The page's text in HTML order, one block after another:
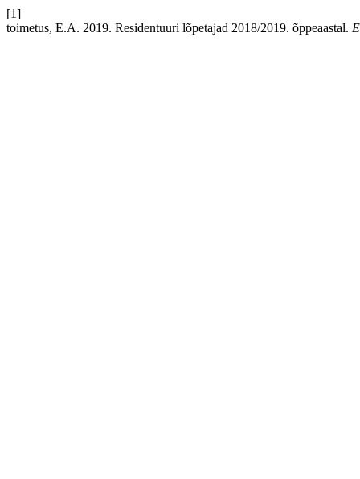
[1]
toimetus, E.A. 2019. Residentuuri lõpetajad 2018/2019. õppeaastal.